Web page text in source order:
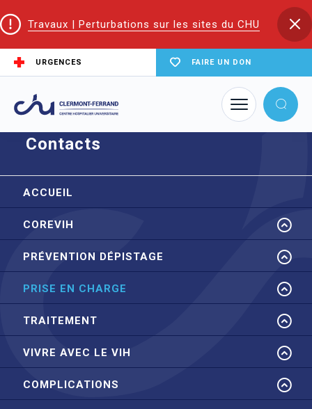
Travaux | Perturbations sur les sites du CHU
URGENCES FAIRE UN DON
Accueil Contacts
Contacts
ACCUEIL
COREVIH
PRÉVENTION DÉPISTAGE
PRISE EN CHARGE
TRAITEMENT
VIVRE AVEC LE VIH
COMPLICATIONS